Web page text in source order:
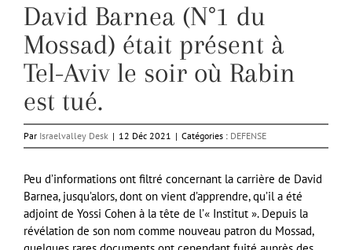
David Barnea (N°1 du
Mossad) était présent à
Tel-Aviv le soir où Rabin
est tué.
Par Israelvalley Desk | 12 Déc 2021 | Catégories : DEFENSE
Peu d’informations ont filtré concernant la carrière de David
Barnea, jusqu’alors, dont on vient d’apprendre, qu’il a été
adjoint de Yossi Cohen à la tête de l’« Institut ». Depuis la
révélation de son nom comme nouveau patron du Mossad,